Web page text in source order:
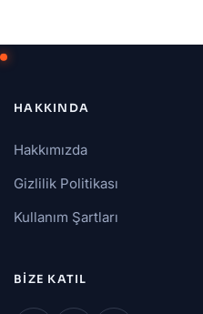
HAKKINDA
Hakkımızda
Gizlilik Politikası
Kullanım Şartları
BIZE KATIL